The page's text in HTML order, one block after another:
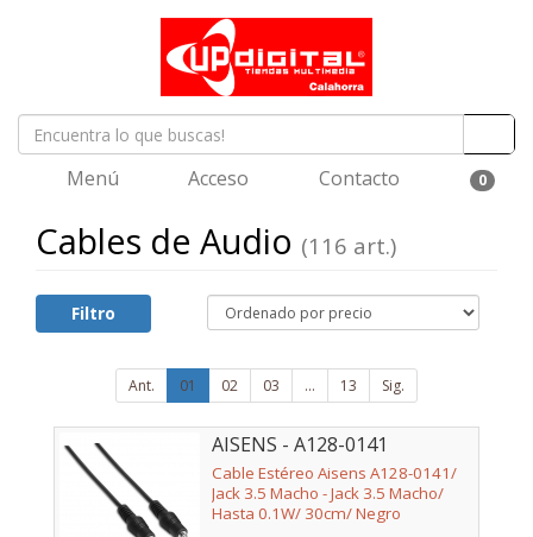
Menú Acceso Contacto 0
Cables de Audio (116 art.)
Filtro
Ant. 01 02 03 ... 13 Sig.
AISENS - A128-0141
Cable Estéreo Aisens A128-0141/
Jack 3.5 Macho - Jack 3.5 Macho/
Hasta 0.1W/ 30cm/ Negro